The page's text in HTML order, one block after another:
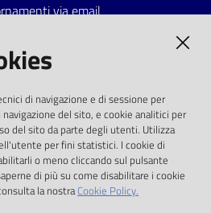
via email
dalla direttiva
e dal d.lgs. 36/2006
di navigazione e di sessione per
del sito, e cookie analitici per
del sito da parte degli utenti. Utilizza
per fini statistici. I cookie di
o meno cliccando sul pulsante
di più su come disabilitare i cookie
la nostraCookie Policy.